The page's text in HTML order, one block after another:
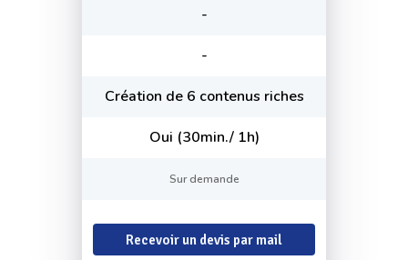
-
-
Création de 6 contenus riches
Oui (30min./ 1h)
Sur demande
Recevoir un devis par mail